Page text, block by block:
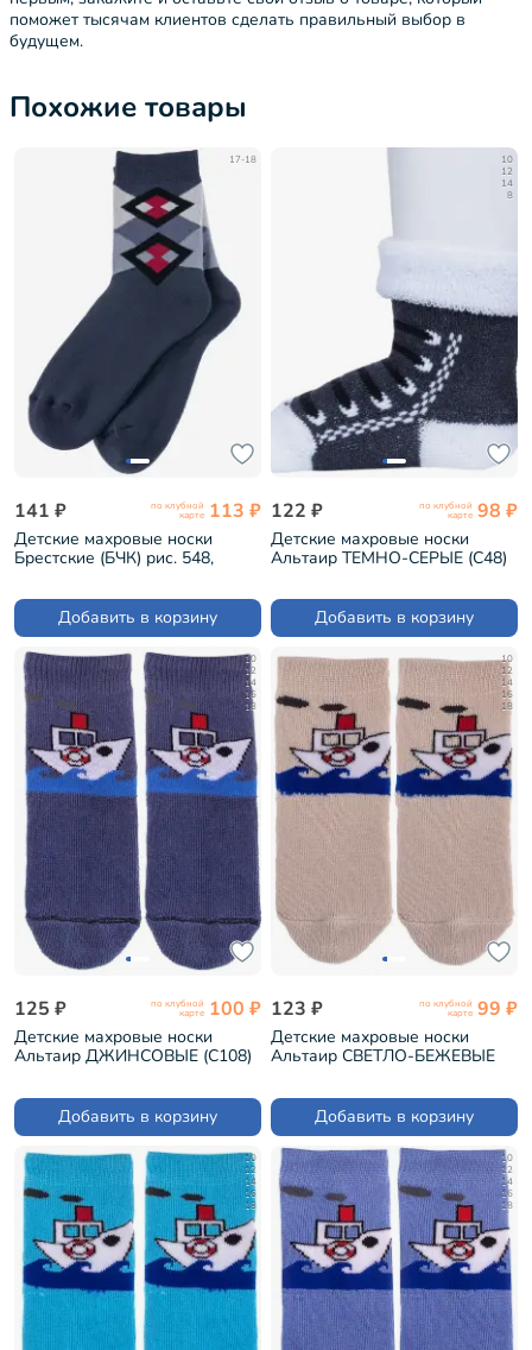
поможет тысячам клиентов сделать правильный выбор в
будущем.
Похожие товары
17-18
141 ₽ по клубной
карте 113 ₽
Детские махровые носки
Брестские (БЧК) рис. 548,
Добавить в корзину
10
12
14
8
122 ₽ по клубной
карте 98 ₽
Детские махровые носки
Альтаир ТЕМНО-СЕРЫЕ (С48)
Добавить в корзину
10
12
14
16
18
125 ₽ по клубной
карте 100 ₽
Детские махровые носки
Альтаир ДЖИНСОВЫЕ (С108)
Добавить в корзину
10
12
14
16
18
123 ₽ по клубной
карте 99 ₽
Детские махровые носки
Альтаир СВЕТЛО-БЕЖЕВЫЕ
Добавить в корзину
10
12
14
16
18
10
12
14
16
18